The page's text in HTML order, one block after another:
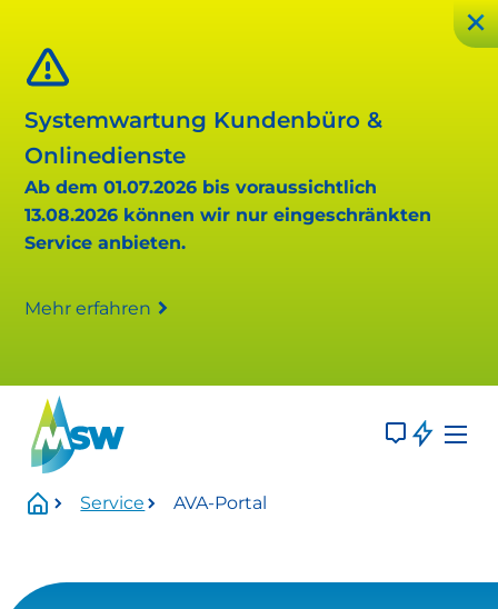
Systemwartung Kundenbüro &
Onlinedienste
Ab dem 01.07.2026 bis voraussichtlich
13.08.2026 können wir nur eingeschränkten
Service anbieten.
Mehr erfahren
Donnerstag, 13.08.2026 Uhr.
Service AVA-Portal